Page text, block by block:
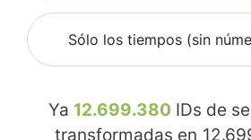
Sólo los tiempos (sin
Ya 12.699.380 IDs de
transformadas en